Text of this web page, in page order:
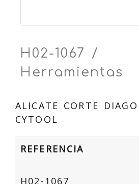
H02-1067 /
Herramientas
ALICATE CORTE
CYTOOL
REFERENCIA
H02-1067